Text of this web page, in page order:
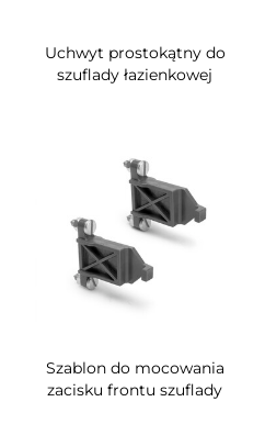
Uchwyt prostokątny do
szuflady łazienkowej
Szablon do mocowania
zacisku frontu szuflady